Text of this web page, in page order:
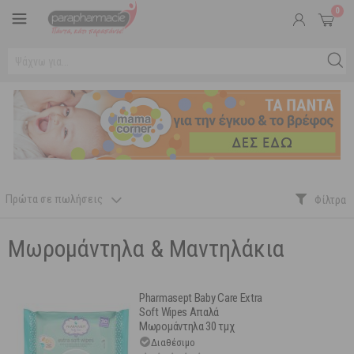
0
Πρώτα σε πωλήσεις
Μωρομάντηλα & Μαντηλάκια
Pharmasept Baby Care Extra
Soft Wipes Απαλά
Μωρομάντηλα 30 τμχ
Διαθέσιμο